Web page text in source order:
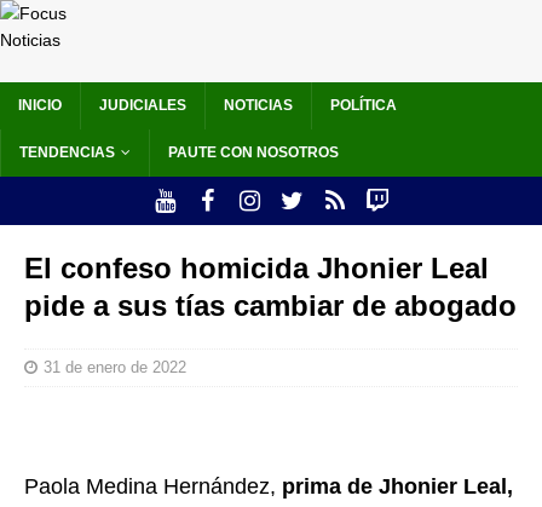
INICIO JUDICIALES NOTICIAS POLÍTICA
TENDENCIAS PAUTE CON NOSOTROS
El confeso homicida Jhonier Leal
pide a sus tías cambiar de abogado
31 de enero de 2022
Paola Medina Hernández, prima de Jhonier Leal,